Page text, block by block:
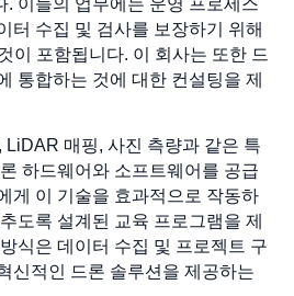
터 수집 및 검사를 보장하기 위해
이 포함됩니다. 이 회사는 또한 드
통합하는 것에 대한 컨설팅을 제
매핑, 사진 측량과 같은 특
하드웨어와 소프트웨어를 공급
게 이 기술을 효과적으로 작동하
도록 설계된 교육 프로그램을 제
식은 데이터 수집 및 프로젝트 구
신적인 드론 솔루션을 제공하는